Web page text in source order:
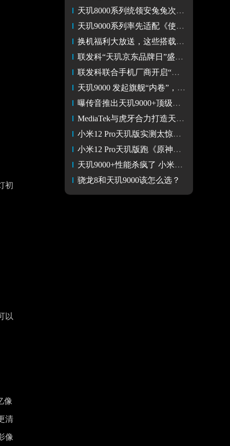
初
以
像
清
像
天玑8000系列统领安兔兔次旗舰性能榜 不愧“神U”之名
天玑9000系列率先适配《使命召唤手游》90帧 游戏体验升级
换机福利大放送，这些搭载联发科天玑芯片的手机入手正当时
联发科“天玑京东品牌日”盛大开启，联合各大手机厂商送福利
联发科联合手机厂商开启“天玑京东品牌日” 换“芯”机正当时
天玑9000 发起旗舰“内卷”，高端手机市场生变
曝传音推出天玑9000+顶级旗舰，是和小米一样走高端化？
MediaTek与虎牙合力打造天玑×雷霆破军杯S4 王者荣耀赛事盛宴
小米12 Pro天玑版实测太惊艳 旗舰全能 游戏性能更强悍
小米12 Pro天玑版跑《原神》接近满帧，天玑9000+安卓最强CPU
天玑9000+性能杀疯了 小米12 Pro天玑版上市，售价3999元起
骁龙8和天玑9000该怎么选？